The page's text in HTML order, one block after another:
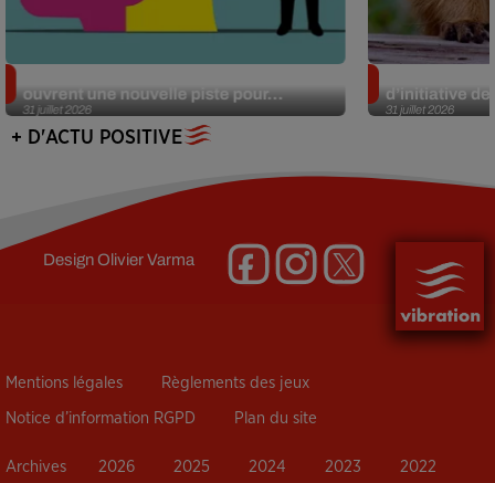
31 juillet 2026
ouvrent une nouvelle piste pour...
31 juillet 2026
d’initiative
+ D'ACTU POSITIVE
DesignOlivier Varma
Mentions légales Règlements des jeux
Notice d’information RGPD Plan du site
Archives 2026 2025 2024 2023 2022